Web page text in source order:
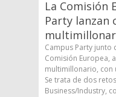
La Comisión
Party lanzan
Campus Party junto
Comisión Europea,
multimillonario, con
Se trata de dos
Business/Industry,